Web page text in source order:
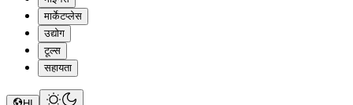
मार्केटप्लेस
उद्योग
टूल्स
सहायता